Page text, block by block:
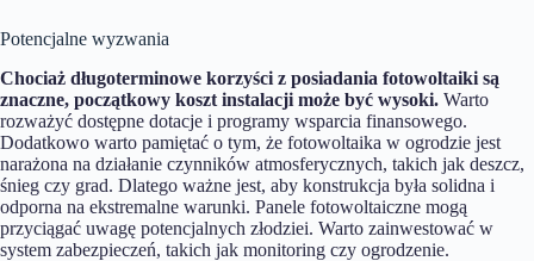
Potencjalne wyzwania
Chociaż długoterminowe korzyści z posiadania fotowoltaiki są
znaczne, początkowy koszt instalacji może być wysoki. Warto
rozważyć dostępne dotacje i programy wsparcia finansowego.
Dodatkowo warto pamiętać o tym, że fotowoltaika w ogrodzie jest
narażona na działanie czynników atmosferycznych, takich jak deszcz,
śnieg czy grad. Dlatego ważne jest, aby konstrukcja była solidna i
odporna na ekstremalne warunki. Panele fotowoltaiczne mogą
przyciągać uwagę potencjalnych złodziei. Warto zainwestować w
system zabezpieczeń, takich jak monitoring czy ogrodzenie.